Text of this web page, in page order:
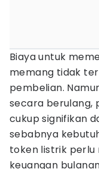
Biaya untuk
memang tidak
pembelian.
secara berulang,
cukup signifikan
sebabnya
token listrik perlu
keuangan